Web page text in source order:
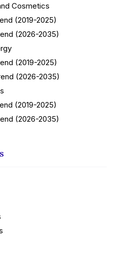
Cosmetics
(2019-2025)
(2026-2035)
(2019-2025)
(2026-2035)
(2019-2025)
(2026-2035)